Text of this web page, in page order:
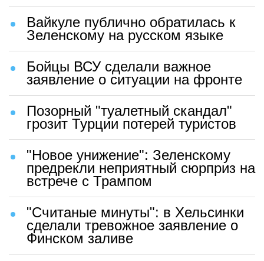
Вайкуле публично обратилась к
Зеленскому на русском языке
Бойцы ВСУ сделали важное
заявление о ситуации на фронте
Позорный "туалетный скандал"
грозит Турции потерей туристов
"Новое унижение": Зеленскому
предрекли неприятный сюрприз на
встрече с Трампом
"Считаные минуты": в Хельсинки
сделали тревожное заявление о
Финском заливе